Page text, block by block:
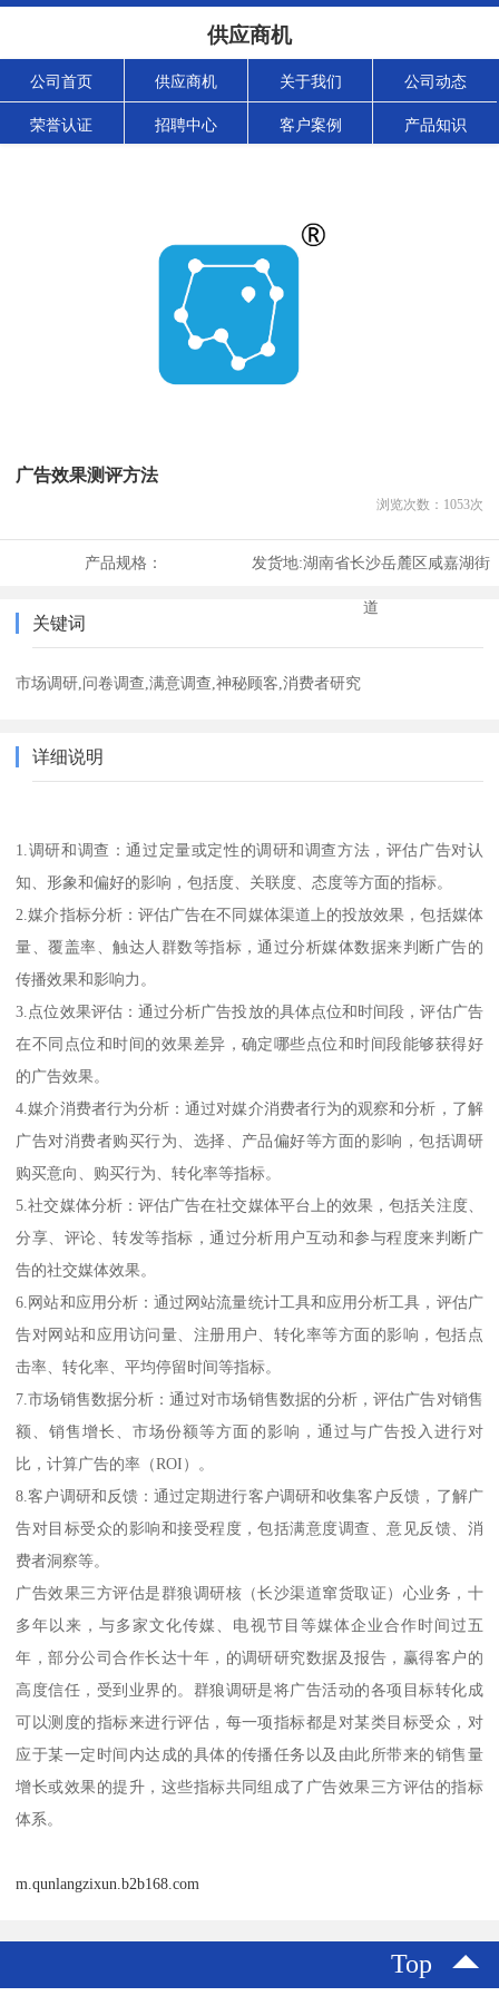
供应商机
公司首页 供应商机 关于我们 公司动态
荣誉认证 招聘中心 客户案例 产品知识
广告效果测评方法
浏览次数： 1053次
产品规格： 发货地:湖南省长沙岳麓区咸嘉湖街
道
关键词
市场调研,问卷调查,满意调查,神秘顾客,消费者研究
详细说明
1.调研和调查：通过定量或定性的调研和调查方法，评估广告对认
知、形象和偏好的影响，包括度、关联度、态度等方面的指标。
2.媒介指标分析：评估广告在不同媒体渠道上的投放效果，包括媒体
量、覆盖率、触达人群数等指标，通过分析媒体数据来判断广告的
传播效果和影响力。
3.点位效果评估：通过分析广告投放的具体点位和时间段，评估广告
在不同点位和时间的效果差异，确定哪些点位和时间段能够获得好
的广告效果。
4.媒介消费者行为分析：通过对媒介消费者行为的观察和分析，了解
广告对消费者购买行为、选择、产品偏好等方面的影响，包括调研
购买意向、购买行为、转化率等指标。
5.社交媒体分析：评估广告在社交媒体平台上的效果，包括关注度、
分享、评论、转发等指标，通过分析用户互动和参与程度来判断广
告的社交媒体效果。
6.网站和应用分析：通过网站流量统计工具和应用分析工具，评估广
告对网站和应用访问量、注册用户、转化率等方面的影响，包括点
击率、转化率、平均停留时间等指标。
7.市场销售数据分析：通过对市场销售数据的分析，评估广告对销售
额、销售增长、市场份额等方面的影响，通过与广告投入进行对
比，计算广告的率（ROI）。
8.客户调研和反馈：通过定期进行客户调研和收集客户反馈，了解广
告对目标受众的影响和接受程度，包括满意度调查、意见反馈、消
费者洞察等。
广告效果三方评估是群狼调研核（长沙渠道窜货取证）心业务，十
多年以来，与多家文化传媒、电视节目等媒体企业合作时间过五
年，部分公司合作长达十年，的调研研究数据及报告，赢得客户的
高度信任，受到业界的。群狼调研是将广告活动的各项目标转化成
可以测度的指标来进行评估，每一项指标都是对某类目标受众，对
应于某一定时间内达成的具体的传播任务以及由此所带来的销售量
增长或效果的提升，这些指标共同组成了广告效果三方评估的指标
体系。
m.qunlangzixun.b2b168.com
Top